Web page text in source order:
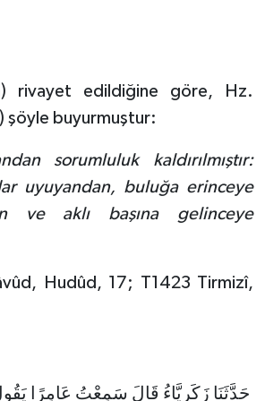
rivayet edildiğine göre, Hz.
şöyle buyurmuştur:
sorumluluk kaldırılmıştır:
uyuyandan, buluğa erinceye
ve aklı başına gelinceye
Hudûd, 17; T1423 Tirmizî,
حَدَّثَنَا زَكَرِيَّاءُ قَالَ سَمِعْتُ عَامِرًا